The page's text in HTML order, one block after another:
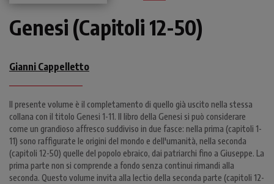
Genesi (Capitoli 12-50)
Gianni Cappelletto
Il presente volume è il completamento di quello già uscito nella stessa
collana con il titolo Genesi 1-11. Il libro della Genesi si può considerare
come un grandioso affresco suddiviso in due fasce: nella prima (capitoli 1-
11) sono raffigurate le origini del mondo e dell'umanità, nella seconda
(capitoli 12-50) quelle del popolo ebraico, dai patriarchi fino a Giuseppe. La
prima parte non si comprende a fondo senza continui rimandi alla
seconda. Questo volume invita alla lectio della seconda parte (capitoli 12-